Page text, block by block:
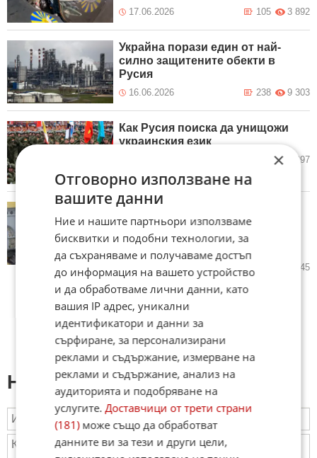
17.06.2026 3 892
105
Украйна порази един от най-
силно защитените обекти в
Русия
16.06.2026 9 303
238
Как Русия поиска да унищожи
украинския език
3 297
Киевско-Печорската лавра бе
ударена. Украинският външен
министър: За руската измет
6 145
Напиши коментар:
×
Отговорно използване на
вашите данни
Ние и нашите партньори използваме
бисквитки и подобни технологии, за
да съхраняваме и получаваме достъп
до информация на вашето устройство
и да обработваме лични данни, като
вашия IP адрес, уникални
идентификатори и данни за
сърфиране, за персонализирани
реклами и съдържание, измерване на
реклами и съдържание, анализ на
аудиторията и подобряване на
услугите.Доставчици от трети страни
(181)може също да обработват
данните ви за тези и други цели,